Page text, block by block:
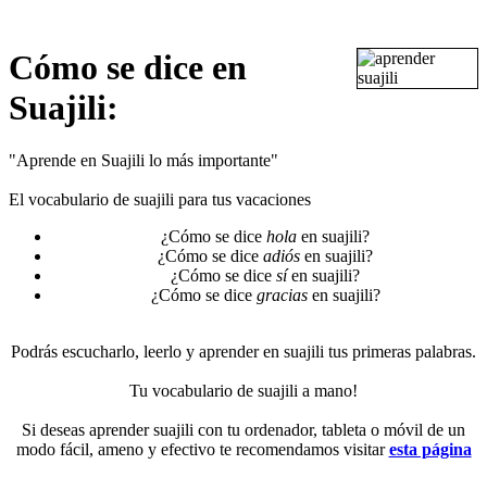
Cómo se dice en
Suajili:
"Aprende en Suajili lo más importante"
El vocabulario de suajili para tus vacaciones
¿Cómo se dice hola en suajili?
¿Cómo se dice adiós en suajili?
¿Cómo se dice síen suajili?
¿Cómo se dice graciasen suajili?
Podrás escucharlo, leerlo y aprender en suajili tus primeras palabras.
Tu vocabulario de suajili a mano!
Si deseas aprender suajili con tu ordenador, tableta o móvil de un
modo fácil, ameno y efectivo te recomendamos visitaresta página